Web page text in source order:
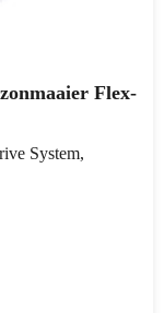
Flex-
System,